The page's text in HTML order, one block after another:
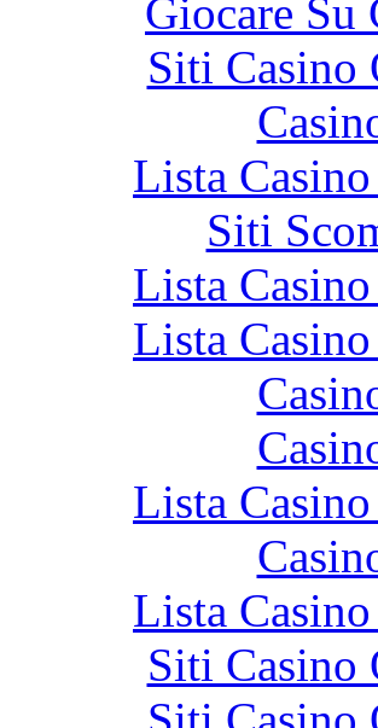
Giocare Su
Siti Casino
Lista
Siti
Lista
Lista
Lista
Lista
Siti Casino